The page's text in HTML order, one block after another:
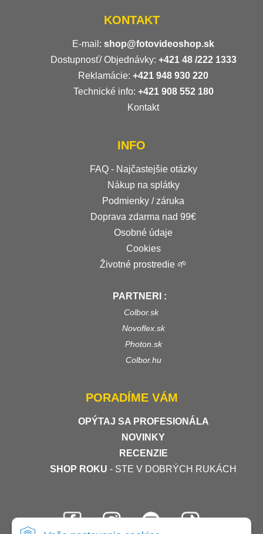
KONTAKT
E-mail: shop@fotovideoshop.sk
Dostupnosť/ Objednávky: +421 48 /222 1333
Reklamácie: +421 948 930 220
Technické info: +421 908 552 180
Kontakt
INFO
FAQ - Najčastejšie otázky
Nákup na splátky
Podmienky / záruka
Doprava zdarma nad 99€
Osobné údaje
Cookies
Životné prostredie 🌱
PARTNERI :
Colbor.sk
Novoflex.sk
Photon.sk
Colbor.hu
PORADÍME VÁM
OPÝTAJ SA PROFESIONÁLA
NOVINKY
RECENZIE
SHOP ROKU - STE V DOBRÝCH RUKÁCH